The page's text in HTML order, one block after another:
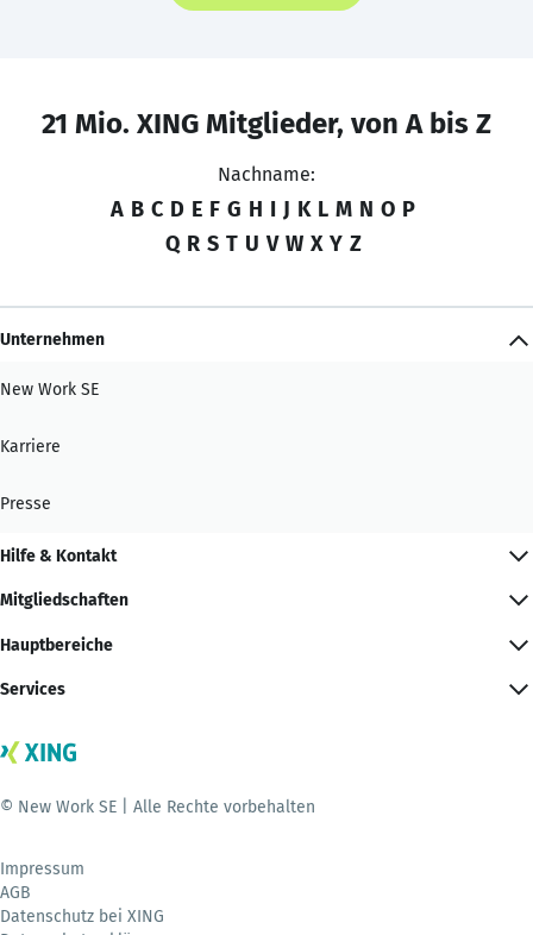
21 Mio. XING Mitglieder, von A bis Z
Nachname:
A B C D E F G H I J K L M N O P
Q R S T U V W X Y Z
Unternehmen
New Work SE
Karriere
Presse
Hilfe & Kontakt
Mitgliedschaften
Hauptbereiche
Services
© New Work SE | Alle Rechte vorbehalten
Impressum
AGB
Datenschutz bei XING